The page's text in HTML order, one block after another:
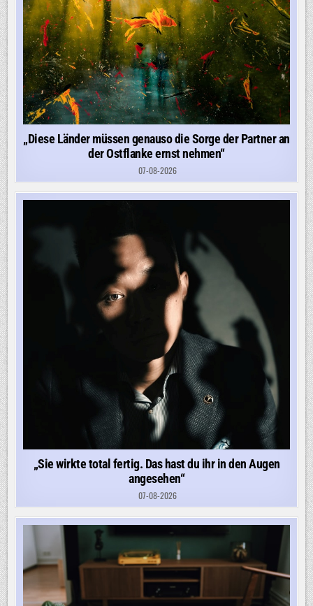
„Diese Länder müssen genauso die Sorge der Partner an
der Ostflanke ernst nehmen“
07-08-2026
„Sie wirkte total fertig. Das hast du ihr in den Augen
angesehen“
07-08-2026